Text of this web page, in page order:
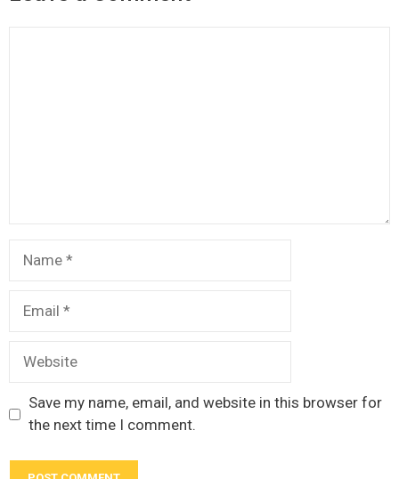
Save my name, email, and website in this browser for
the next time I comment.